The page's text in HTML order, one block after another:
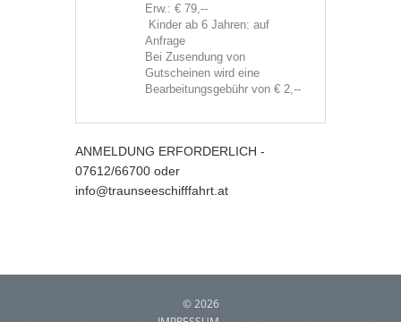
Erw.: € 79,--
Kinder ab 6 Jahren: auf
Anfrage
Bei Zusendung von
Gutscheinen wird eine
Bearbeitungsgebühr von € 2,--
ANMELDUNG ERFORDERLICH -
07612/66700 oder
info@traunseeschifffahrt.at
©2026